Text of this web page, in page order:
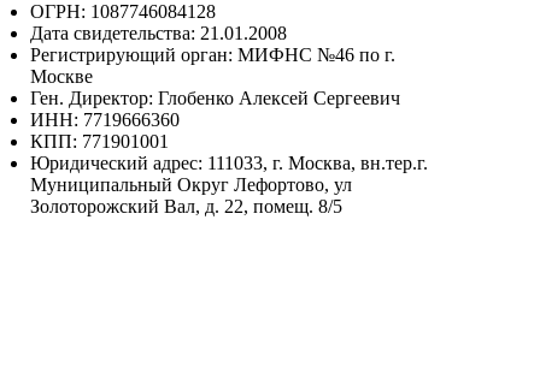
ОГРН: 1087746084128
Дата свидетельства: 21.01.2008
Регистрирующий орган: МИФНС №46 по г.
Москве
Ген. Директор: Глобенко Алексей Сергеевич
ИНН: 7719666360
КПП: 771901001
Юридический адрес: 111033, г. Москва, вн.тер.г.
Муниципальный Округ Лефортово, ул
Золоторожский Вал, д. 22, помещ. 8/5